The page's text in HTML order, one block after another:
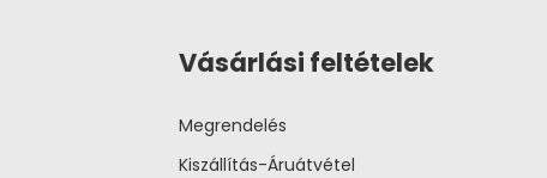
Vásárlási feltételek
Megrendelés
Kiszállítás-Áruátvétel